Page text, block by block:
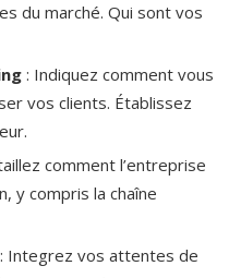
du marché. Qui sont vos
: Indiquez comment vous
vos clients. Établissez
comment l’entreprise
y compris la chaîne
: Integrez vos attentes de